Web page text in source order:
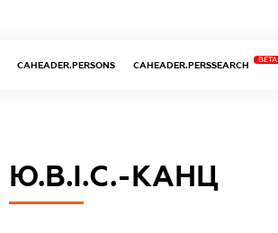
CAHEADER.PERSONS CAHEADER.PERSSEARCH
BETA
Ю.В.І.С.-КАНЦ